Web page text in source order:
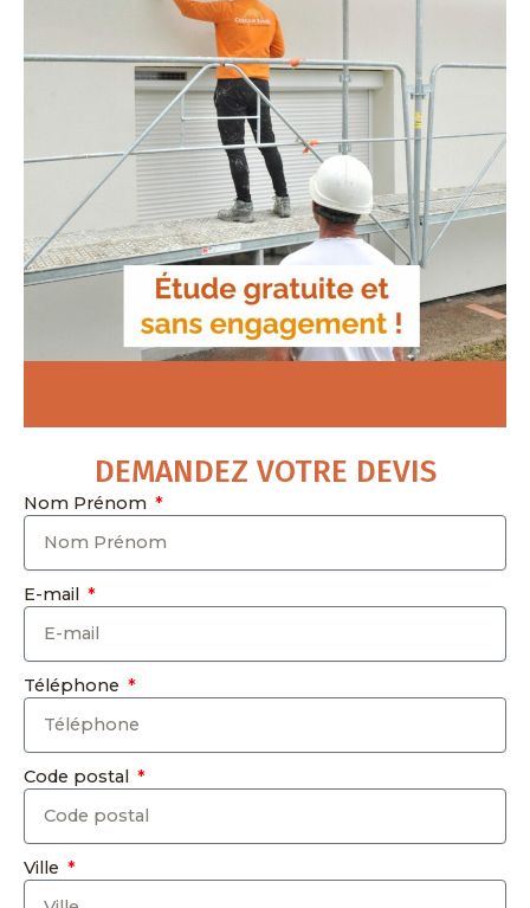
DEMANDEZ VOTRE DEVIS
Nom Prénom
E-mail
Téléphone
Code postal
Ville